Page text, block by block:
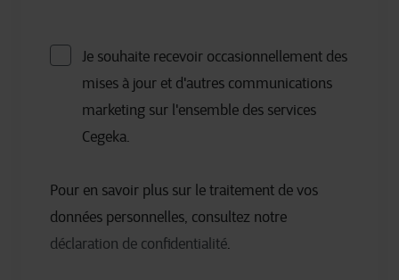
Je souhaite recevoir occasionnellement des
mises à jour et d'autres communications
marketing sur l'ensemble des services
Cegeka.
Pour en savoir plus sur le traitement de vos
données personnelles, consultez notre
déclaration de confidentialité.